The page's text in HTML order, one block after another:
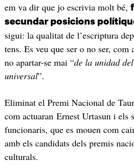
em va dir que jo escrivia molt bé,
secundar posicions
sigui: la qualitat de l’escriptura
tens. Es veu que ser o no ser, com
no apartar-se mai “de la unidad
universal”.
Eliminat el Premi Nacional de
com actuaran Ernest Urtasun i els
funcionaris, que es mouen com
amb els candidats dels premis
culturals.